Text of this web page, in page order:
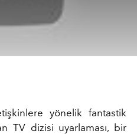
yönelik fantastik
TV dizisi uyarlaması, bir